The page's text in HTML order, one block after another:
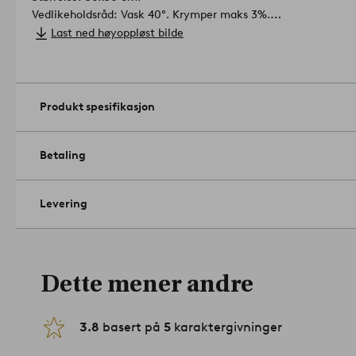
Vedlikeholdsråd: Vask 40°. Krymper maks 3%.
Tips/råd: Husk å kjøpe med innerpute til putetrekket slik at
Last ned høyoppløst bilde
Produkt spesifikasjon
Betaling
Levering
Dette mener andre
3.8 basert på 5 karaktergivninger